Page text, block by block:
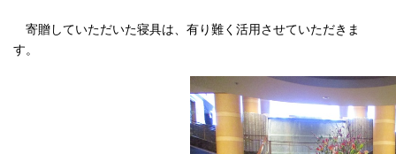
寄贈していただいた寝具は、有り難く活用させていただきま
す。